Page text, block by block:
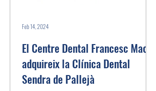
El Centre Dental Francesc Macià
adquireix la Clínica Dental
Sendra de Pallejà
Feb 14, 2024